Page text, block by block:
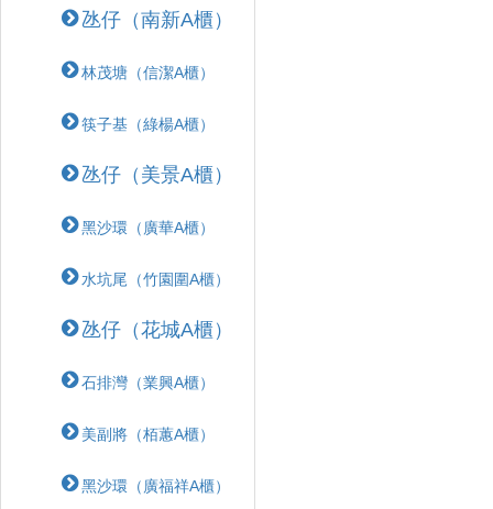
氹仔（南新A櫃）
林茂塘（信潔A櫃）
筷子基（綠楊A櫃）
氹仔（美景A櫃）
黑沙環（廣華A櫃）
水坑尾（竹園圍A櫃）
氹仔（花城A櫃）
石排灣（業興A櫃）
美副將（栢蕙A櫃）
黑沙環（廣福祥A櫃）